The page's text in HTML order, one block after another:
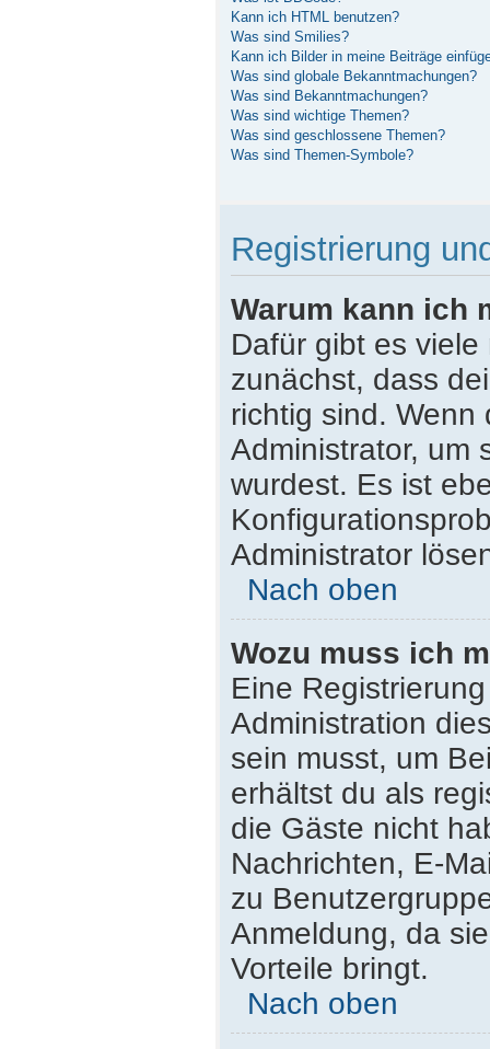
Kann ich HTML benutzen?
Was sind Smilies?
Kann ich Bilder in meine Beiträge
Was sind globale Bekanntmachungen?
Was sind Bekanntmachungen?
Was sind wichtige Themen?
Was sind geschlossene Themen?
Was sind Themen-Symbole?
Registrierung
Warum kann ich
Dafür gibt es
zunächst, dass
richtig sind. Wenn
Administrator, um
wurdest. Es ist
Administrator
Nach oben
Wozu muss ich
Eine
Administration
sein musst, um
erhältst du als
die Gäste nicht
Nachrichten, E-
zu
Anmeldung, da
Vorteile bringt.
Nach oben